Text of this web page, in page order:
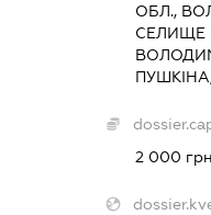
ОБЛ.,
СЕЛИЩЕ
2 000